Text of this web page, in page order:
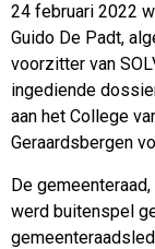
24 februari 2022
Guido De Padt,
voorzitter van
ingediende
aan het College
Geraardsbergen
De
werd buitenspel